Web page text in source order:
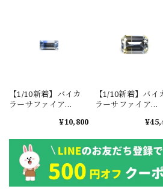
【1/10新着】バイカ
ラーサファイア
¥10,800
【1/10新着】バイ
ラーサファイア